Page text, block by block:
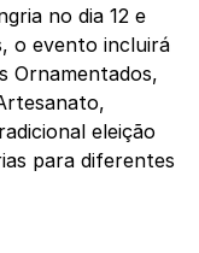
no dia 12 e
o evento incluirá
Ornamentados,
eleição
para diferentes